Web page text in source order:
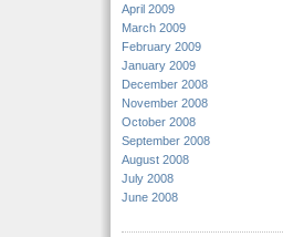
April 2009
March 2009
February 2009
January 2009
December 2008
November 2008
October 2008
September 2008
August 2008
July 2008
June 2008